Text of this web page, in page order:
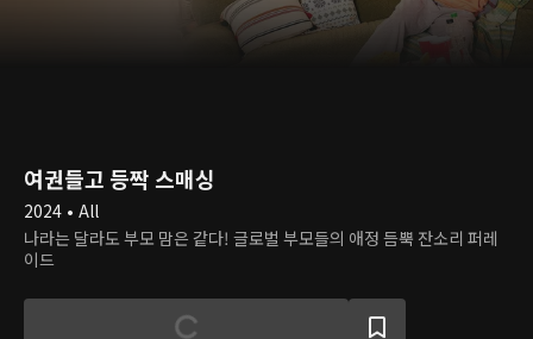
여권들고 등짝 스매싱
2024 • All
나라는 달라도 부모 맘은 같다! 글로벌 부모들의 애정 듬뿍 잔소리 퍼레
이드